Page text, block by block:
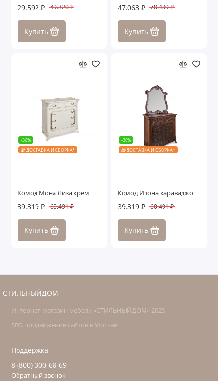
29.592 ₽ 49.320 ₽
Купить
47.063 ₽ 78.439 ₽
Купить
-36%
🎁 ДОСТАВКА И СБОРКА*
Комод Мона Лиза крем
39.319 ₽ 60.491 ₽
Купить
-36%
🎁 ДОСТАВКА И СБОРКА*
Комод Илона караваджо
39.319 ₽ 60.491 ₽
Купить
СТИЛЬНЫЙДОМ
Интернет-магазин мебели «СТИЛЬНЫЙДОМ» 2025
SEO продвижение сайтов в Москве
Поддержка
8 (800) 300-68-69
Обратный звонок